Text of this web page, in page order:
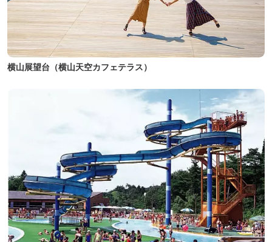
横山展望台（横山天空カフェテラス）